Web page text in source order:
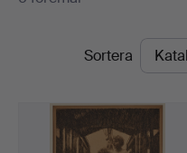
Sortera